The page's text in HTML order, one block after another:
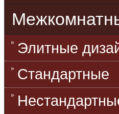
Элитные
Стандартные